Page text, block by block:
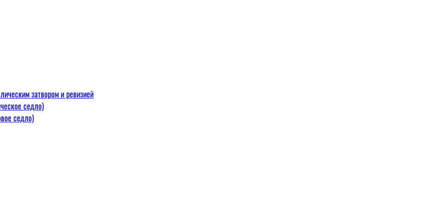
затвором и ревизией
седло)
седло)
С)